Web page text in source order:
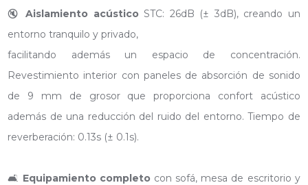
🔇Aislamiento acústico STC: 26dB (± 3dB), creando un
entorno tranquilo y privado,
facilitando además un espacio de concentración.
Revestimiento interior con paneles de absorción de sonido
de 9 mm de grosor que proporciona confort acústico
además de una reducción del ruido del entorno. Tiempo de
reverberación: 0.13s (± 0.1s).
🛋 Equipamiento completo con sofá, mesa de escritorio y